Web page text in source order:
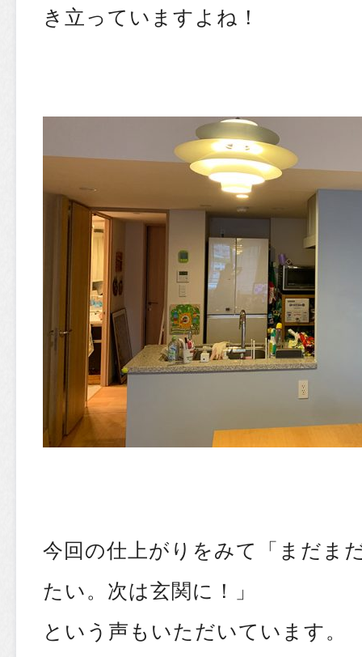
き立っていますよね！
今回の仕上がりをみて「まだま
たい。次は玄関に！」
という声もいただいています。